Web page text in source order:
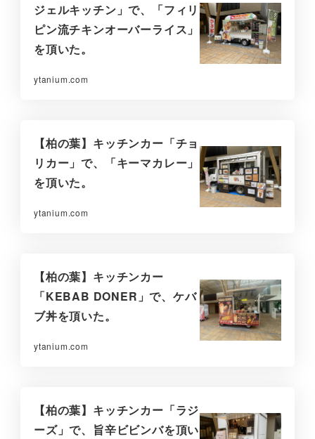
ジェルキッチン」で、「フィリ
ピン流チキンオーバーライス」
を頂いた。
ytanium.com
【柏の葉】キッチンカー「チョ
リカー」で、「キーマカレー」
を頂いた。
ytanium.com
【柏の葉】キッチンカー
「KEBAB DONER」で、ケバ
ブ丼を頂いた。
ytanium.com
【柏の葉】キッチンカー「ラジ
ーズ」で、旨辛ビビンバを頂い